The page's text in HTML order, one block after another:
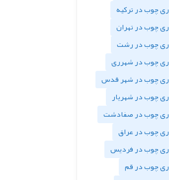
چوب در ترکیه
چوب در تهران
چوب در رشت
چوب در شهرری
چوب در شهر قدس
چوب در شهریار
چوب در صفادشت
چوب در عراق
چوب در فردیس
چوب در قم